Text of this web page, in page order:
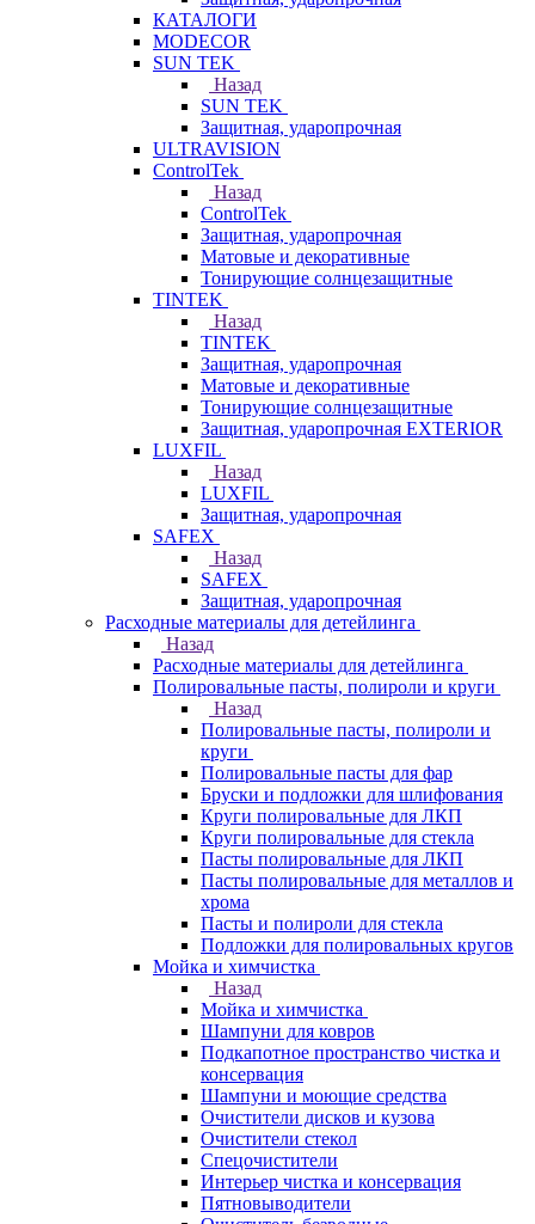
КАТАЛОГИ
MODECOR
SUN TEK
Назад
SUN TEK
Защитная, ударопрочная
ULTRAVISION
ControlTek
Назад
ControlTek
Защитная, ударопрочная
Матовые и декоративные
Тонирующие солнцезащитные
TINTEK
Назад
TINTEK
Защитная, ударопрочная
Матовые и декоративные
Тонирующие солнцезащитные
Защитная, ударопрочная EXTERIOR
LUXFIL
Назад
LUXFIL
Защитная, ударопрочная
SAFEX
Назад
SAFEX
Защитная, ударопрочная
Расходные материалы для детейлинга
Назад
Расходные материалы для детейлинга
Полировальные пасты, полироли и круги
Назад
Полировальные пасты, полироли и
круги
Полировальные пасты для фар
Бруски и подложки для шлифования
Круги полировальные для ЛКП
Круги полировальные для стекла
Пасты полировальные для ЛКП
Пасты полировальные для металлов и
хрома
Пасты и полироли для стекла
Подложки для полировальных кругов
Мойка и химчистка
Назад
Мойка и химчистка
Шампуни для ковров
Подкапотное пространство чистка и
консервация
Шампуни и моющие средства
Очистители дисков и кузова
Очистители стекол
Спецочистители
Интерьер чистка и консервация
Пятновыводители